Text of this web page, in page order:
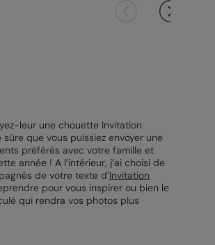
leur une chouette Invitation
que vous puissiez envoyer une
préférés avec votre famille et
année ! A l’intérieur, j’ai choisi de
de votre texte d’Invitation
pour vous inspirer ou bien le
qui rendra vos photos plus